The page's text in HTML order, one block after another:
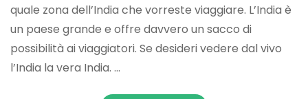
quale zona dell’India che vorreste viaggiare. L’India è
un paese grande e offre davvero un sacco di
possibilità ai viaggiatori. Se desideri vedere dal vivo
l’India la vera India. …